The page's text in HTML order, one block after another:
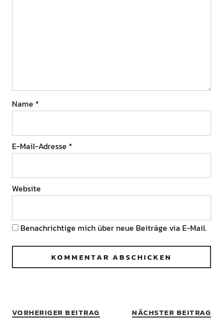
Name *
E-Mail-Adresse *
Website
Benachrichtige mich über neue Beiträge via E-Mail.
VORHERIGER BEITRAG NÄCHSTER BEITRAG